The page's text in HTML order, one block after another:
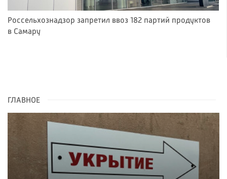
Россельхознадзор запретил ввоз 182 партий продуктов
в Самару
ГЛАВНОЕ